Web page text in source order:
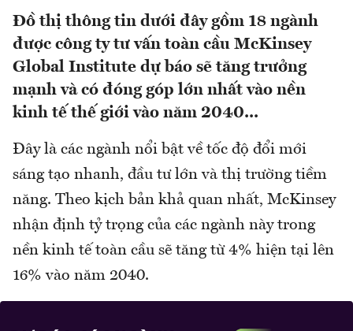
Đồ thị thông tin dưới đây gồm 18 ngành
được công ty tư vấn toàn cầu McKinsey
Global Institute dự báo sẽ tăng trưởng
mạnh và có đóng góp lớn nhất vào nền
kinh tế thế giới vào năm 2040...
Đây là các ngành nổi bật về tốc độ đổi mới
sáng tạo nhanh, đầu tư lớn và thị trường tiềm
năng. Theo kịch bản khả quan nhất, McKinsey
nhận định tỷ trọng của các ngành này trong
nền kinh tế toàn cầu sẽ tăng từ 4% hiện tại lên
16% vào năm 2040.